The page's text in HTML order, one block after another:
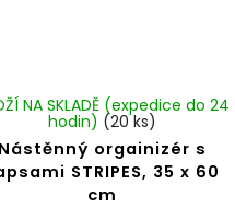
Nástěnný orgainizér s
STRIPES, 35 x 60
cm
NA SKLADĚ (expedice do 24
hodin) (20 ks)